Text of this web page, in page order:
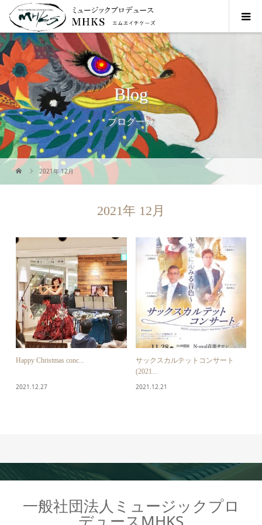
Blog
ブログ一覧
2021年 12月
2021年 12月
Happy Christmas conc...
2021.12.27
サックスカルテットコンサート
(2021...
2021.12.21
一般社団法人ミュージックプロ